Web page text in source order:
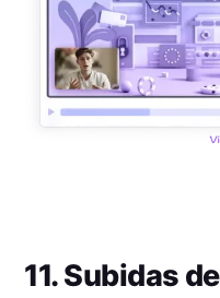
11. Subidas